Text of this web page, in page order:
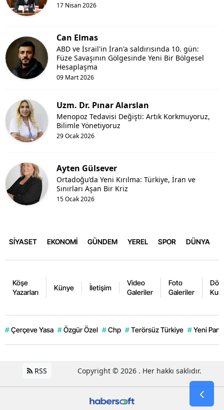
17 Nisan 2026
Can Elmas
09 Mart 2026
ABD ve İsrail'in İran'a saldırısında 10. gün:
Füze Savaşının Gölgesinde Yeni Bir Bölgesel
Hesaplaşma
Uzm. Dr. Pınar Alarslan
29 Ocak 2026
Menopoz Tedavisi Değişti: Artık Korkmuyoruz,
Bilimle Yönetiyoruz
Ayten Gülsever
15 Ocak 2026
Ortadoğu’da Yeni Kırılma: Türkiye, İran ve
Sınırları Aşan Bir Kriz
SİYASET EKONOMİ GÜNDEM YEREL SPOR DÜNYA
Köşe
Yazarları
Künye İletişim
Video
Galeriler
Foto
Galeriler
# Çerçeve Yasa # Özgür Özel # Chp # Terörsüz Türkiye # Yeni Parti
RSS Copyright © 2026 . Her hakkı saklıdır.